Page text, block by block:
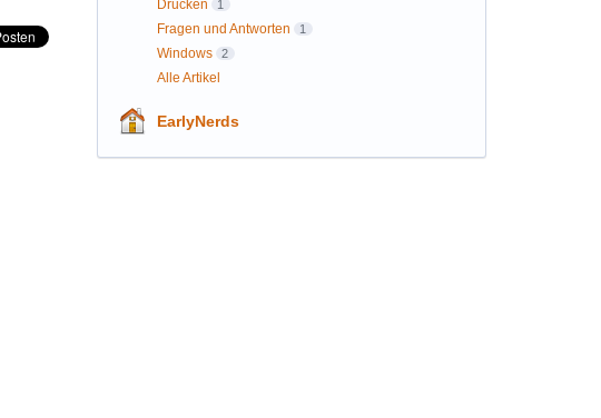
Drucken 1
Fragen und Antworten 1
Windows 2
Alle Artikel
EarlyNerds